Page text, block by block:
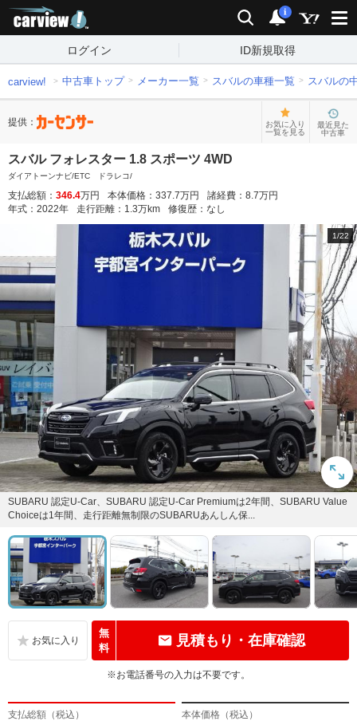
検索 通知
i
ログイン ID新規取得
carview! 中古車トップ メーカー一覧 スバルの車種一覧 スバルの
提供：
お気に入り
一覧を見る
最近見た
中古車
スバル フォレスター 1.8 スポーツ 4WD
ダイアトーンナビ/ETC ドラレコ/
支払総額： 346.4万円 本体価格： 337.7万円 諸経費： 8.7万円
年式： 2022年 走行距離： 1.3万km 修復歴： なし
1/22
SUBARU 認定U-Car、SUBARU 認定U-Car Premiumは2年間、SUBARU Value
Choiceは1年間、走行距離無制限のSUBARUあんしん保...
無
料
見積もり・在庫確認
※お電話番号の入力は不要です。
支払総額（税込） 本体価格（税込）